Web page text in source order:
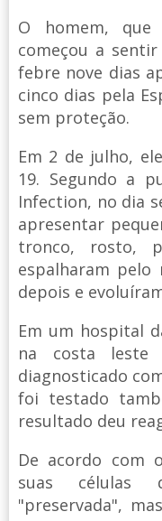
O homem, que
começou a
febre nove dias
cinco dias pela
sem proteção.
Em 2 de julho,
19. Segundo a
Infection, no dia
apresentar
tronco, rosto,
espalharam
depois e
Em um hospital
na costa
diagnosticado
foi testado
resultado deu
De acordo com
suas células
"preservada",